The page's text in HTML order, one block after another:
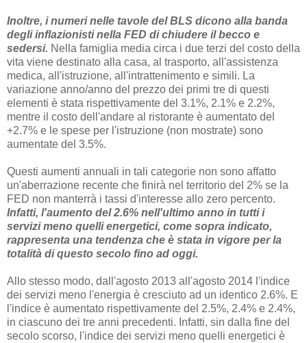
Inoltre, i numeri nelle tavole del BLS dicono alla banda
degli inflazionisti nella FED di chiudere il becco e
sedersi. Nella famiglia media circa i due terzi del costo della
vita viene destinato alla casa, al trasporto, all'assistenza
medica, all'istruzione, all'intrattenimento e simili. La
variazione anno/anno del prezzo dei primi tre di questi
elementi è stata rispettivamente del 3.1%, 2.1% e 2.2%,
mentre il costo dell'andare al ristorante è aumentato del
+2.7% e le spese per l'istruzione (non mostrate) sono
aumentate del 3.5%.
Questi aumenti annuali in tali categorie non sono affatto
un'aberrazione recente che finirà nel territorio del 2% se la
FED non manterrà i tassi d'interesse allo zero percento.
Infatti, l'aumento del 2.6% nell'ultimo anno in tutti i
servizi meno quelli energetici, come sopra indicato,
rappresenta una tendenza che è stata in vigore per la
totalità di questo secolo fino ad oggi.
Allo stesso modo, dall'agosto 2013 all'agosto 2014 l'indice
dei servizi meno l'energia è cresciuto ad un identico 2.6%. E
l'indice è aumentato rispettivamente del 2.5%, 2.4% e 2.4%,
in ciascuno dei tre anni precedenti. Infatti, sin dalla fine del
secolo scorso, l'indice dei servizi meno quelli energetici è